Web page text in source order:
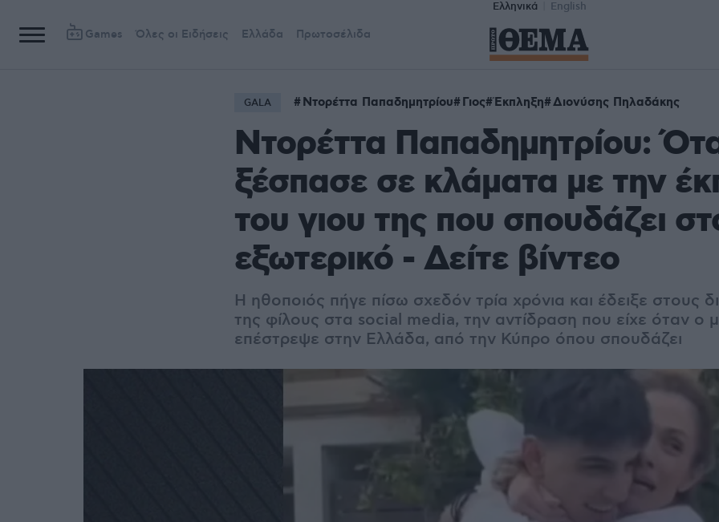
Ελληνικά English
Games Όλες οι Ειδήσεις Ελλάδα Πρωτοσέλιδα
GALA Ντορέττα Παπαδημητρίου Γιος Έκπληξη Διονύσης Πηλαδάκης
Ντορέττα Παπαδημητρίου:
ξέσπασε σε κλάματα με την
του γιου της που σπουδάζει
εξωτερικό - Δείτε βίντεο
Η ηθοποιός πήγε πίσω σχεδόν τρία χρόνια και έδειξε στους
της φίλους στα social media, την αντίδραση που είχε όταν ο
επέστρεψε στην Ελλάδα, από την Κύπρο όπου σπουδάζει